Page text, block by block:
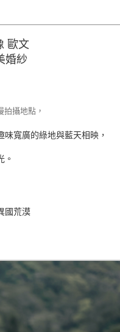
歐文
婚紗
攝地點，
寬廣的綠地與藍天相映，
。
國荒漠